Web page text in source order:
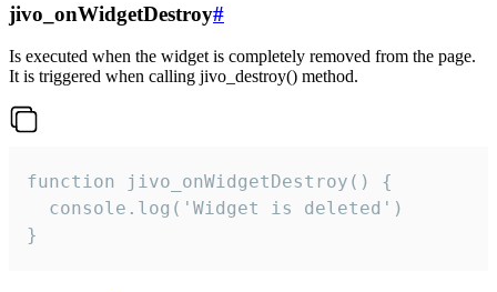
jivo_onWidgetDestroy#
Is executed when the widget is completely removed from the page.
It is triggered when calling jivo_destroy() method.
function jivo_onWidgetDestroy() {
  console.log('Widget is deleted')
}